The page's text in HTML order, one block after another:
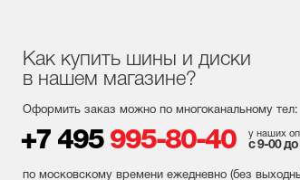
Как купить шины и диски
в нашем магазине?
Оформить заказ можно по многоканальному тел:
+7 495 995-80-40 у наших
с 9-00 до
по московскому времени ежедневно (без